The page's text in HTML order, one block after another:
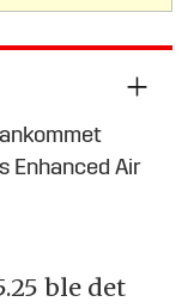
Enhanced Air
i regionen.
ble det